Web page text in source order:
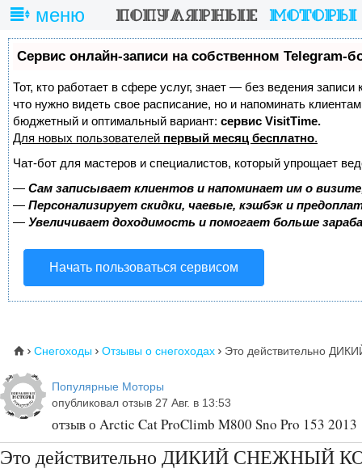
меню
Сервис онлайн-записи на собственном Telegram-
Тот, кто работает в сфере услуг, знает — без ведения записи
что нужно видеть свое расписание, но и напоминать
бюджетный и оптимальный вариант: сервис VisitTime.
Для новых пользователей первый месяц бесплатно.
Чат-бот для мастеров и специалистов, который упрощает
— Сам записывает клиентов и напоминает им о
— Персонализирует скидки, чаевые, кэшбэк и
— Увеличивает доходимость и помогает больше
Начать пользоваться сервисом
⌂  Снегоходы  Отзывы о снегоходах  Это действительно
Популярные Моторы
опубликовал отзыв 27 Авг. в 13:53
отзыв о Arctic Cat ProClimb M800 Sno Pro 153 2013
Это действительно ДИКИЙ СНЕЖНЫЙ